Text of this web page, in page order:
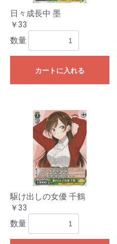
日々成長中 墨
￥33
数量
カートに入れる
駆け出しの女優 千鶴
￥33
数量
お買い物を続ける